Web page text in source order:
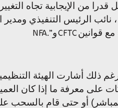
قدرا من الإيجابية تجاه
الرئيس التنفيذي
قوانينCFTCوNFA.”
برغم ذلك أشارت الهيئة
على معرفة ما إذا كان
أو حتى قام بالسحب